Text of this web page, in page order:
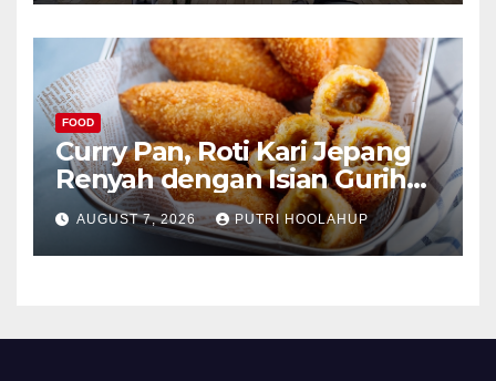
FOOD
Curry Pan, Roti Kari Jepang
Renyah dengan Isian Gurih
Menggoda
AUGUST 7, 2026 PUTRI HOOLAHUP